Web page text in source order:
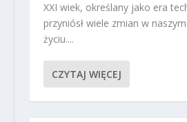
XXI wiek, określany jako era
przyniósł wiele zmian w
życiu....
CZYTAJ WIĘCEJ